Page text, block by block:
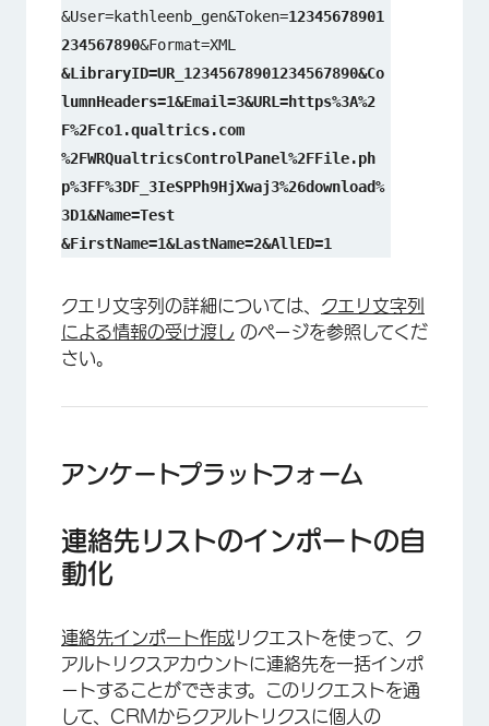
&User=kathleenb_gen&Token=12345678901
234567890&Format=XML
&LibraryID=UR_12345678901234567890&Co
lumnHeaders=1&Email=3&URL=https%3A%2
F%2Fco1.qualtrics.com
%2FWRQualtricsControlPanel%2FFile.ph
p%3FF%3DF_3IeSPPh9HjXwaj3%26download%
3D1&Name=Test
&FirstName=1&LastName=2&AllED=1
クエリ文字列の詳細については、 クエリ文字列
による情報の受け渡し のページを参照してくだ
さい。
アンケートプラットフォーム
連絡先リストのインポートの自
動化
連絡先インポート作成リクエストを使って、ク
アルトリクスアカウントに連絡先を一括インポ
ートすることができます。このリクエストを通
して、CRMからクアルトリクスに個人の